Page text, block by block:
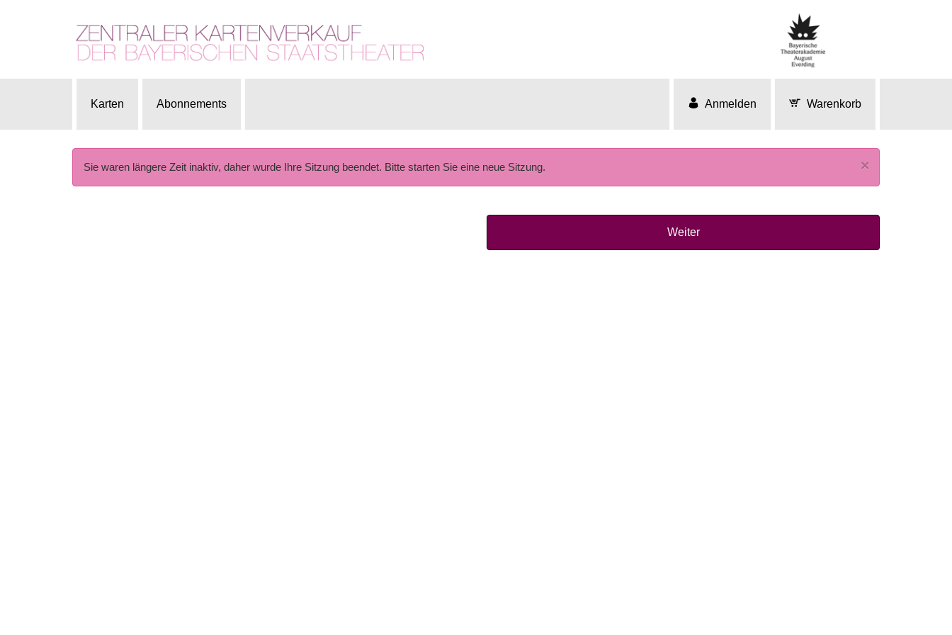
Karten Abonnements Anmelden Warenkorb
×
Sie waren längere Zeit inaktiv, daher wurde Ihre Sitzung beendet. Bitte starten Sie eine neue Sitzung.
Weiter